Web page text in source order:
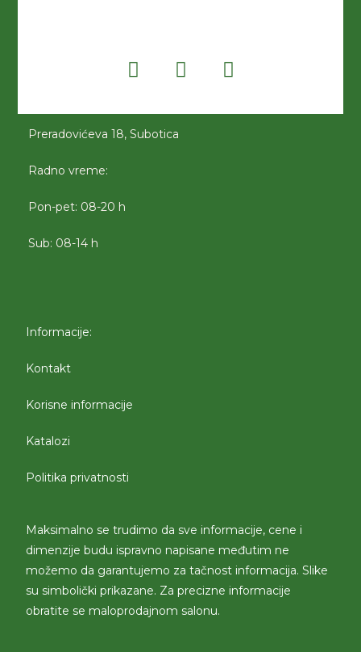
Preradovićeva 18, Subotica
Radno vreme:
Pon-pet: 08-20 h
Sub: 08-14 h
Informacije:
Kontakt
Korisne informacije
Katalozi
Politika privatnosti
Maksimalno se trudimo da sve informacije, cene i
dimenzije budu ispravno napisane međutim ne
možemo da garantujemo za tačnost informacija. Slike
su simbolički prikazane. Za precizne informacije
obratite se maloprodajnom salonu.